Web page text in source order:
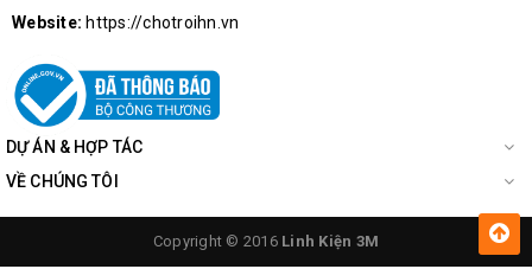
Website: https://chotroihn.vn
DỰ ÁN & HỢP TÁC
VỀ CHÚNG TÔI
Copyright © 2016 Linh Kiện 3M